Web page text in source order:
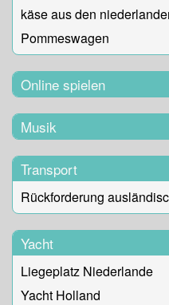
käse aus den
Pommeswagen
Online spielen
Musik
Transport
Rückforderung
Yacht
Liegeplatz Niederlande
Yacht Holland